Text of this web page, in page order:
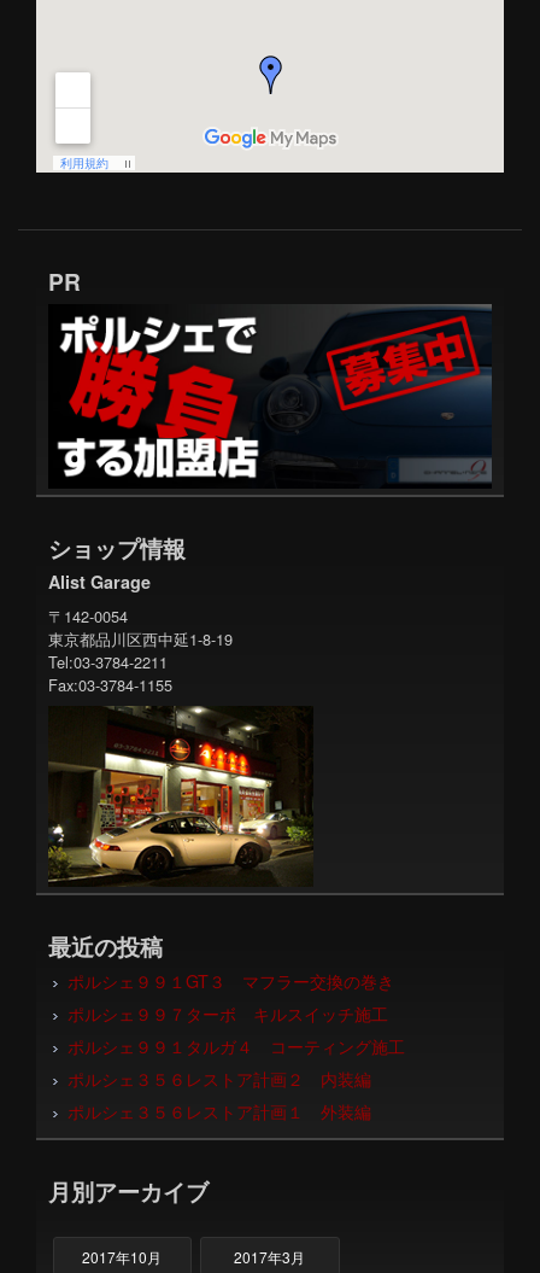
PR
ショップ情報
Alist Garage
〒142-0054
東京都品川区西中延1-8-19
Tel:03-3784-2211
Fax:03-3784-1155
最近の投稿
ポルシェ９９１GT３ マフラー交換の巻き
ポルシェ９９７ターボ キルスイッチ施工
ポルシェ９９１タルガ４ コーティング施工
ポルシェ３５６レストア計画２ 内装編
ポルシェ３５６レストア計画１ 外装編
月別アーカイブ
2017年10月 2017年3月